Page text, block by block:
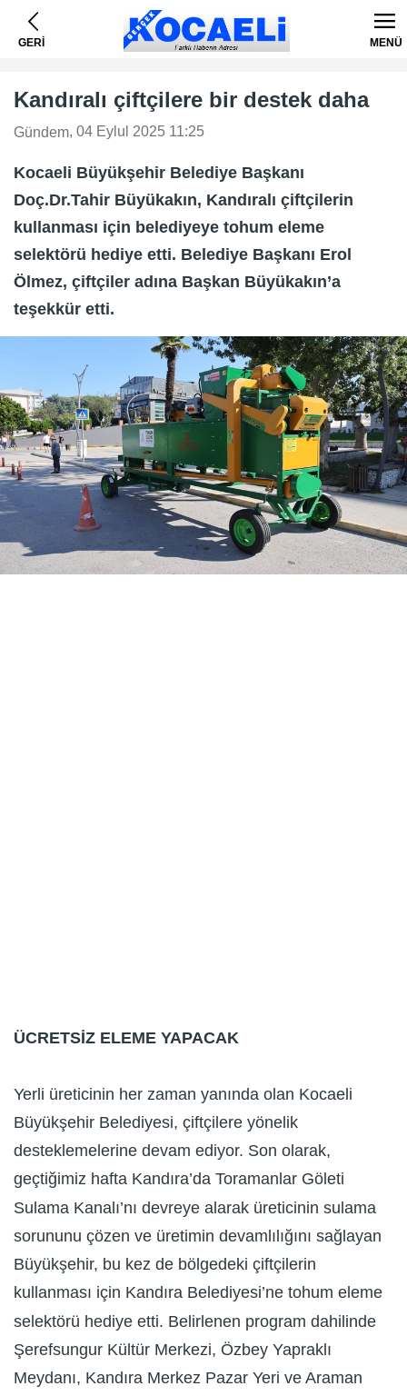
GERİ MENÜ
Kandıralı çiftçilere bir destek daha
Gündem, 04 Eylul 2025 11:25
Kocaeli Büyükşehir Belediye Başkanı
Doç.Dr.Tahir Büyükakın, Kandıralı çiftçilerin
kullanması için belediyeye tohum eleme
selektörü hediye etti. Belediye Başkanı Erol
Ölmez, çiftçiler adına Başkan Büyükakın’a
teşekkür etti.
ÜCRETSİZ ELEME YAPACAK
Yerli üreticinin her zaman yanında olan Kocaeli
Büyükşehir Belediyesi, çiftçilere yönelik
desteklemelerine devam ediyor. Son olarak,
geçtiğimiz hafta Kandıra’da Toramanlar Göleti
Sulama Kanalı’nı devreye alarak üreticinin sulama
sorununu çözen ve üretimin devamlılığını sağlayan
Büyükşehir, bu kez de bölgedeki çiftçilerin
kullanması için Kandıra Belediyesi’ne tohum eleme
selektörü hediye etti. Belirlenen program dahilinde
Şerefsungur Kültür Merkezi, Özbey Yapraklı
Meydanı, Kandıra Merkez Pazar Yeri ve Araman